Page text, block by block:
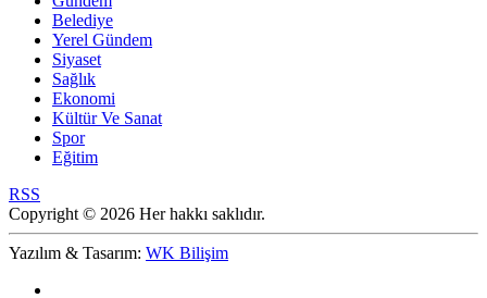
Belediye
Yerel Gündem
Siyaset
Sağlık
Ekonomi
Kültür Ve Sanat
Spor
Eğitim
RSS
Copyright © 2026 Her hakkı saklıdır.
Yazılım & Tasarım: WK Bilişim